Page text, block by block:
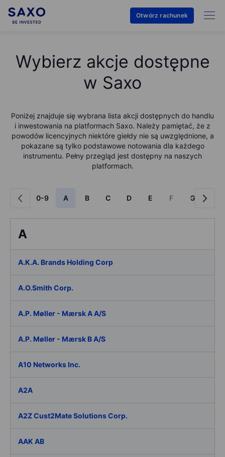
Otwórz rachunek
Wybierz akcje dostępne
w Saxo
Poniżej znajduje się wybrana lista akcji dostępnych do handlu
i inwestowania na platformach Saxo. Należy pamiętać, że z
powodów licencyjnych niektóre giełdy nie są uwzględnione, a
pokazane są tylko podstawowe notowania dla każdego
instrumentu. Pełny przegląd jest dostępny na naszych
platformach.
0-9 A B C D E F G
A
A.K.A. Brands Holding Corp
A.O.Smith Corp.
A.P. Møller - Mærsk A A/S
A.P. Møller - Mærsk B A/S
A10 Networks Inc.
A2A
A2Z Cust2Mate Solutions Corp.
AAK AB